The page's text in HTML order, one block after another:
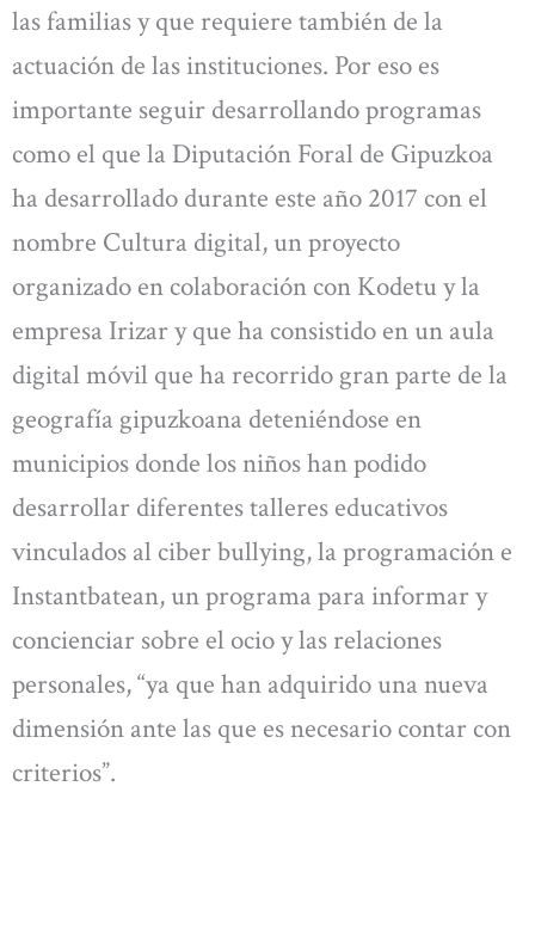
las familias y que requiere también de la
actuación de las instituciones. Por eso es
importante seguir desarrollando programas
como el que la Diputación Foral de Gipuzkoa
ha desarrollado durante este año 2017 con el
nombre Cultura digital, un proyecto
organizado en colaboración con Kodetu y la
empresa Irizar y que ha consistido en un aula
digital móvil que ha recorrido gran parte de la
geografía gipuzkoana deteniéndose en
municipios donde los niños han podido
desarrollar diferentes talleres educativos
vinculados al ciber bullying, la programación e
Instantbatean, un programa para informar y
concienciar sobre el ocio y las relaciones
personales, “ya que han adquirido una nueva
dimensión ante las que es necesario contar con
criterios”.